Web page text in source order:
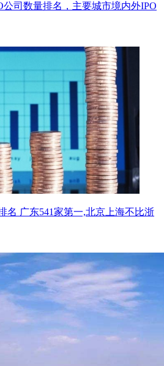
公司数量排名，主要城市境内外IPO
名 广东541家第一,北京上海不比浙